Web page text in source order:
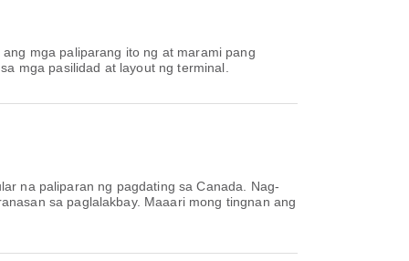
mga paliparang ito ng at marami pang
mga pasilidad at layout ng terminal.
na paliparan ng pagdating sa Canada. Nag-
sa paglalakbay. Maaari mong tingnan ang